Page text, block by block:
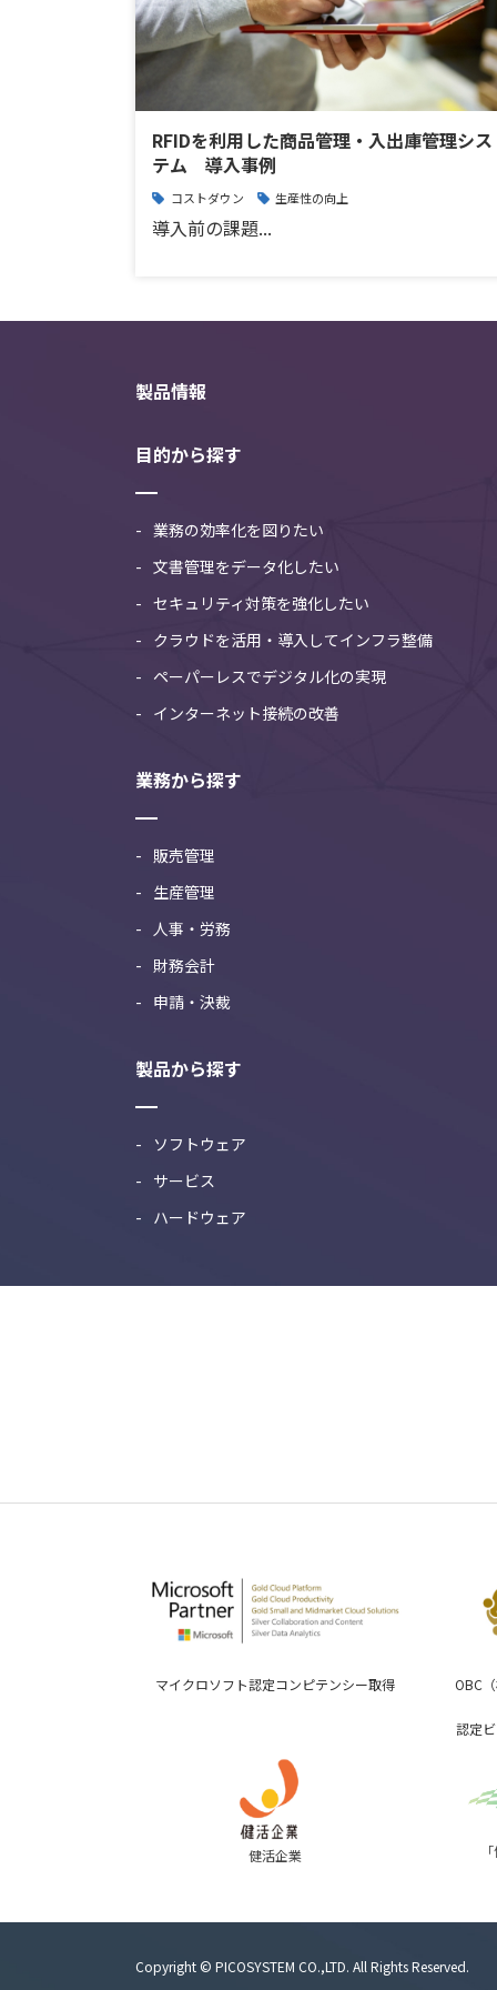
RFIDを利用した商品管理・入出庫管理シス
テム 導入事例
コストダウン 生産性の向上
導入前の課題...
製品情報
目的から探す
業務の効率化を図りたい
文書管理をデータ化したい
セキュリティ対策を強化したい
クラウドを活用・導入してインフラ整備
ペーパーレスでデジタル化の実現
インターネット接続の改善
業務から探す
販売管理
生産管理
人事・労務
財務会計
申請・決裁
製品から探す
ソフトウェア
サービス
ハードウェア
マイクロソフト認定コンピテンシー取得 OBC
認定
健活企業
Copyright © PICOSYSTEM CO.,LTD. All Rights Reserved.